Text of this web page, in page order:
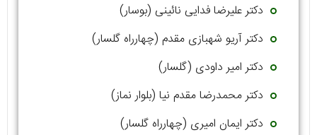
دکتر علیرضا فدایی نائینی (بوسار)
دکتر آریو شهبازی مقدم (چهارراه گلسار)
دکتر امیر داودی (گلسار)
دکتر محمدرضا مقدم نیا (بلوار نماز)
دکتر ایمان امیری (چهارراه گلسار)